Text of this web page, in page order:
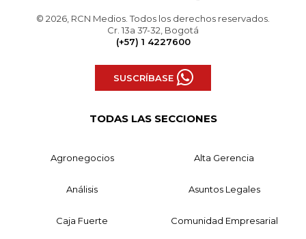
© 2026, RCN Medios. Todos los derechos reservados.
Cr. 13a 37-32, Bogotá
(+57) 1 4227600
SUSCRÍBASE
TODAS LAS SECCIONES
Agronegocios Alta Gerencia
Análisis Asuntos Legales
Caja Fuerte Comunidad Empresarial